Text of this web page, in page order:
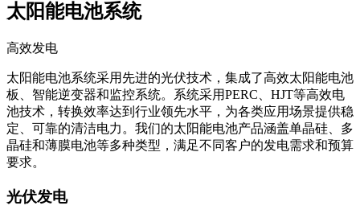
太阳能电池系统
高效发电
太阳能电池系统采用先进的光伏技术，集成了高效太阳能电池
板、智能逆变器和监控系统。系统采用PERC、HJT等高效电
池技术，转换效率达到行业领先水平，为各类应用场景提供稳
定、可靠的清洁电力。我们的太阳能电池产品涵盖单晶硅、多
晶硅和薄膜电池等多种类型，满足不同客户的发电需求和预算
要求。
光伏发电